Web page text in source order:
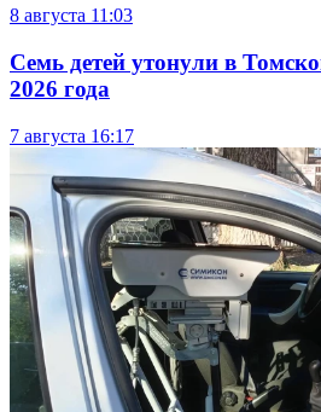
8 августа 11:03
Семь детей утонули в
2026 года
7 августа 16:17